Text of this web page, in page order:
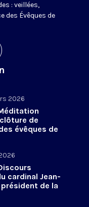
: veillées,
des Évêques de
2026
de
évêques de
cardinal Jean-
président de la